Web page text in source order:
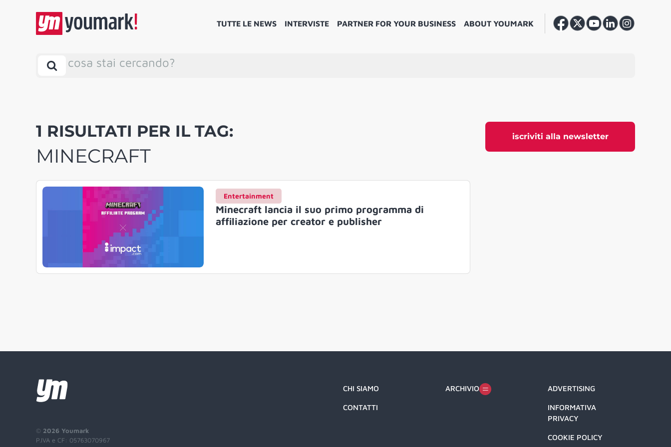
TUTTE LE NEWS INTERVISTE PARTNER FOR YOUR BUSINESS ABOUT YOUMARK
cosa stai cercando?
iscriviti alla newsletter
1 RISULTATI PER IL TAG:
MINECRAFT
Entertainment
Minecraft lancia il suo primo programma di
affiliazione per creator e publisher
© 2026 Youmark
P.IVA e CF: 05763070967
CHI SIAMO
CONTATTI
ARCHIVIO ADVERTISING
INFORMATIVA
PRIVACY
COOKIE POLICY